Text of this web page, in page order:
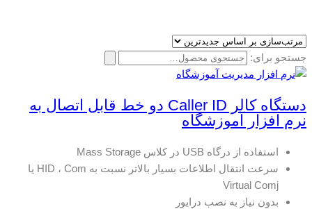
جستجو برای:
دستگاه کالر Caller ID دو خط قابل اتصال به
نرم افزار آموزشگاه
استفاده از درگاه USB در کلاس Mass Storage
سرعت انتقال اطلاعات بسیار بالاتر نسبت به HID ، Com یا
Virtual Comj
بدون نیاز به نصب درایور